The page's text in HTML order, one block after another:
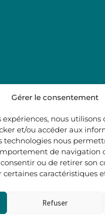
Gérer le consentement
nous utilisons
et/ou accéder aux
technologies nous
de navigation
ou de retirer son
caractéristiques
Refuser